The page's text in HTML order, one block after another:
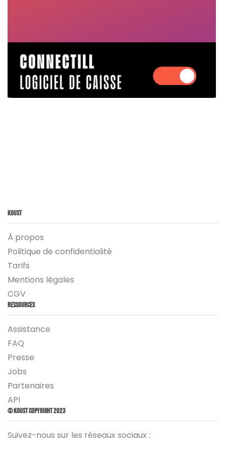
Koust
À propos
Politique de confidentialité
Tarifs
Mentions légales
CGV
Ressources
Assistance
FAQ
Presse
Jobs
Partenaires
API
© Koust Copyright 2023
Suivez-nous sur les réseaux sociaux :